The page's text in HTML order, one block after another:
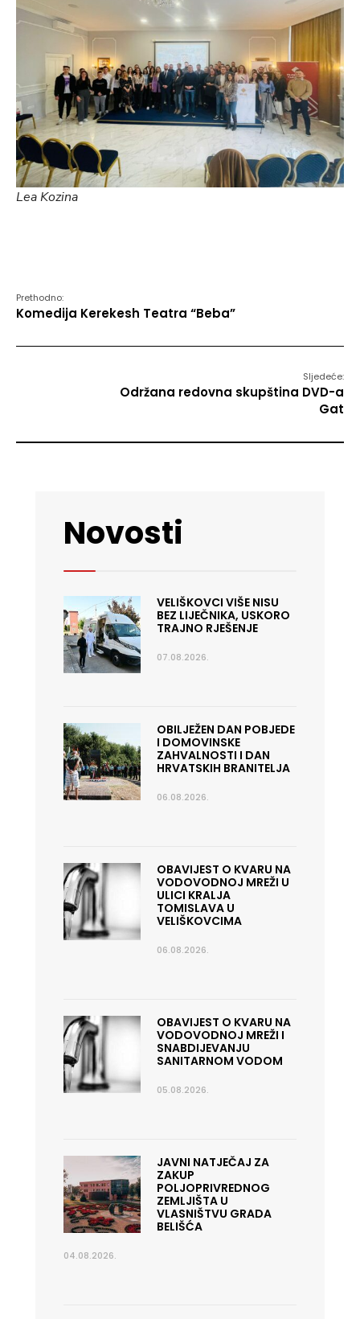
Lea Kozina
Prethodno:
Komedija Kerekesh Teatra “Beba”
Sljedeće:
Održana redovna skupština DVD-a
Gat
Novosti
VELIŠKOVCI VIŠE NISU
BEZ LIJEČNIKA, USKORO
TRAJNO RJEŠENJE
07.08.2026.
OBILJEŽEN DAN POBJEDE
I DOMOVINSKE
ZAHVALNOSTI I DAN
HRVATSKIH BRANITELJA
06.08.2026.
OBAVIJEST O KVARU NA
VODOVODNOJ MREŽI U
ULICI KRALJA
TOMISLAVA U
VELIŠKOVCIMA
06.08.2026.
OBAVIJEST O KVARU NA
VODOVODNOJ MREŽI I
SNABDIJEVANJU
SANITARNOM VODOM
05.08.2026.
JAVNI NATJEČAJ ZA
ZAKUP
POLJOPRIVREDNOG
ZEMLJIŠTA U
VLASNIŠTVU GRADA
BELIŠĆA
04.08.2026.